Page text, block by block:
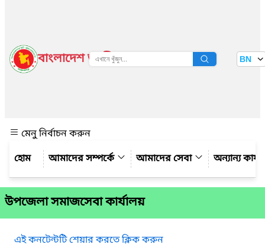
বাংলাদেশ জাতীয় তথ্য বাতায়ন BN
মেনু নির্বাচন করুন
আমাদের সম্পর্কে
আমাদের সেবা অন্যান্য
উপজেলা সমাজসেবা কার্যালয়
এই কনটেন্টটি শেয়ার করতে ক্লিক করুন